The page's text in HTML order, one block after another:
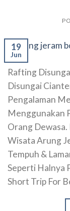
19
Jun
Rafting
Disungai
Pengalaman
Menggunakan
Orang
Wisata Arung
Tempuh &
Seperti Halnya
Short Trip For